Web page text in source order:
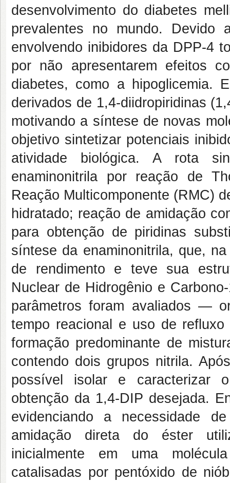
desenvolvimento do diabetes
prevalentes no mundo. Devido
envolvendo inibidores da DPP-4
por não apresentarem efeitos
diabetes, como a hipoglicemia.
derivados de 1,4-diidropiridinas
motivando a síntese de novas
objetivo sintetizar potenciais
atividade biológica. A rota
enaminonitrila por reação de
Reação Multicomponente (RMC)
hidratado; reação de amidação
para obtenção de piridinas
síntese da enaminonitrila, que,
de rendimento e teve sua
Nuclear de Hidrogênio e
parâmetros foram avaliados —
tempo reacional e uso de
formação predominante de
contendo dois grupos nitrila.
possível isolar e caracterizar
obtenção da 1,4-DIP desejada.
evidenciando a necessidade
amidação direta do éster
inicialmente em uma
catalisadas por pentóxido de